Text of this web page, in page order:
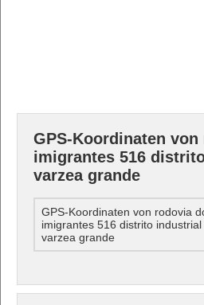
GPS-Koordinaten
imigrantes 516
varzea grande
GPS-Koordinaten von rodovia
imigrantes 516 distrito industrial
varzea grande